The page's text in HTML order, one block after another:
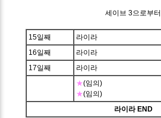
세이브 3으로부터
15일째
라이라
16일째
라이라
17일째
라이라
★(임의)
★(임의)
라이라 END